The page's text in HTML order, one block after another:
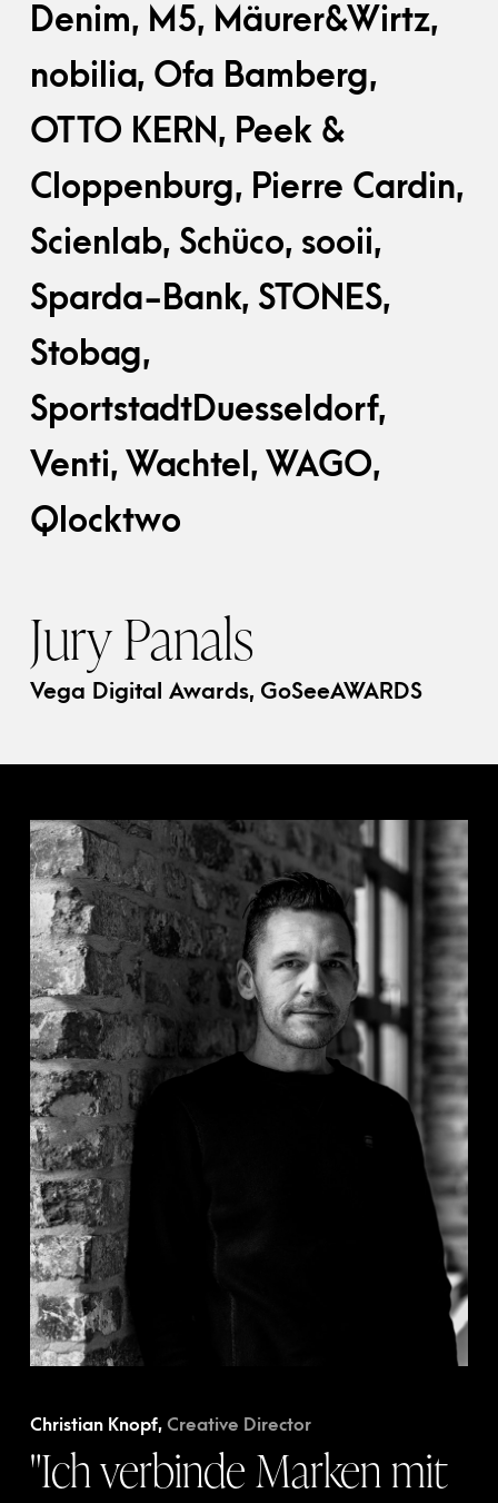
Denim, M5, Mäurer&Wirtz,
nobilia, Ofa Bamberg,
OTTO KERN, Peek &
Cloppenburg, Pierre Cardin,
Scienlab, Schüco, sooii,
Sparda-Bank, STONES,
Stobag,
SportstadtDuesseldorf,
Venti, Wachtel, WAGO,
Qlocktwo
Jury Panals
Vega Digital Awards, GoSeeAWARDS
Christian Knopf, Creative Director
"Ich verbinde Marken mit